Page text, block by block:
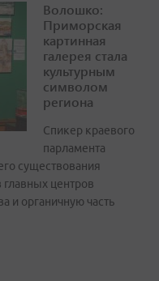
Волошко:
Приморская
картинная
галерея стала
культурным
символом
региона
Спикер краевого
парламента
существования
центров
и органичную часть